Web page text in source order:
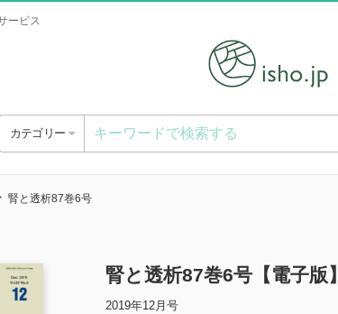
ービス
カテゴリー
腎と透析87巻6号
腎と透析87巻6号【電子版】
2019年12月号